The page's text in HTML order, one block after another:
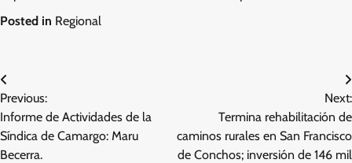
Posted in Regional
Navegación
de
entradas
Previous:
Informe de Actividades de la
Síndica de Camargo: Maru
Becerra.
Next:
Termina rehabilitación de
caminos rurales en San Francisco
de Conchos; inversión de 146 mil